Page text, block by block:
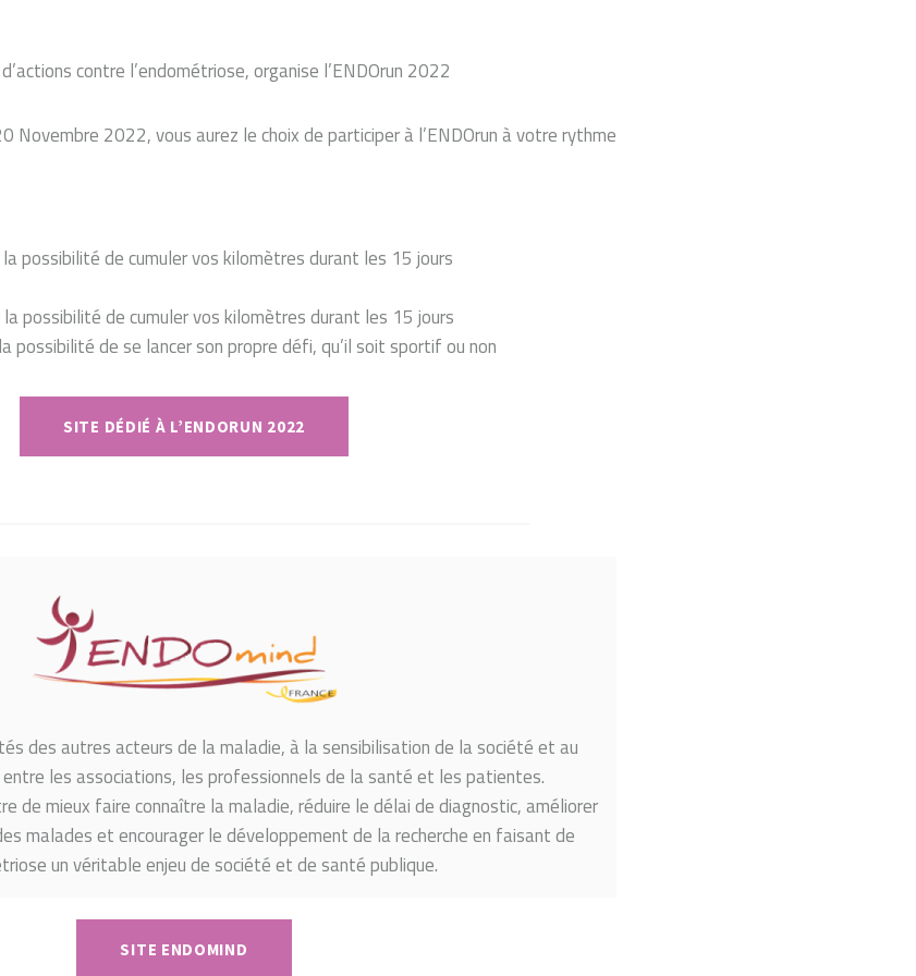
contre l’endométriose, organise l’ENDOrun 2022
Novembre 2022, vous aurez le choix de participer à l’ENDOrun à votre rythme
possibilité de cumuler vos kilomètres durant les 15 jours
possibilité de cumuler vos kilomètres durant les 15 jours
possibilité de se lancer son propre défi, qu’il soit sportif ou non
SITE DÉDIÉ À L’ENDORUN 2022
des autres acteurs de la maladie, à la sensibilisation de la société et au
les associations, les professionnels de la santé et les patientes.
de mieux faire connaître la maladie, réduire le délai de diagnostic, améliorer
malades et encourager le développement de la recherche en faisant de
un véritable enjeu de société et de santé publique.
SITE ENDOMIND